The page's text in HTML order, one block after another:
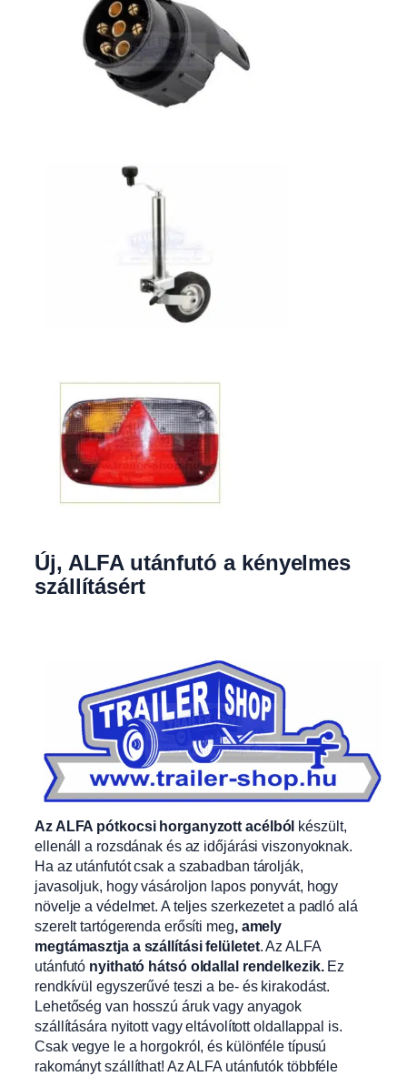
Új, ALFA utánfutó a kényelmes
szállításért
Az ALFA pótkocsi horganyzott acélból készült,
ellenáll a rozsdának és az időjárási viszonyoknak.
Ha az utánfutót csak a szabadban tárolják,
javasoljuk, hogy vásároljon lapos ponyvát, hogy
növelje a védelmet. A teljes szerkezetet a padló alá
szerelt tartógerenda erősíti meg, amely
megtámasztja a szállítási felületet. Az ALFA
utánfutó nyitható hátsó oldallal rendelkezik.Ez
rendkívül egyszerűvé teszi a be- és kirakodást.
Lehetőség van hosszú áruk vagy anyagok
szállítására nyitott vagy eltávolított oldallappal is.
Csak vegye le a horgokról, és különféle típusú
rakományt szállíthat! Az ALFA utánfutók többféle